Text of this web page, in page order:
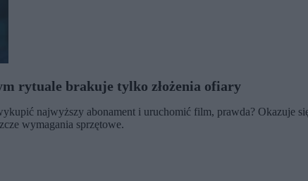
rytuale brakuje tylko złożenia ofiary
najwyższy abonament i uruchomić film, prawda? Okazuje
wymagania sprzętowe.